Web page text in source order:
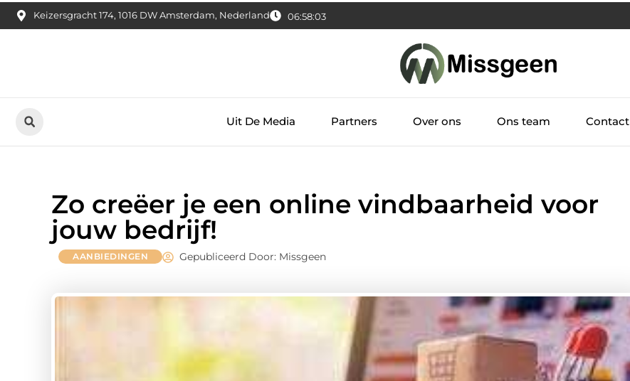
Keizersgracht 174, 1016 DW Amsterdam, Nederland 06:58:04
Uit De Media Partners Over ons Ons team Contact
Zo creëer je een online vindbaarheid voor
jouw bedrijf!
AANBIEDINGEN Gepubliceerd Door: Missgeen